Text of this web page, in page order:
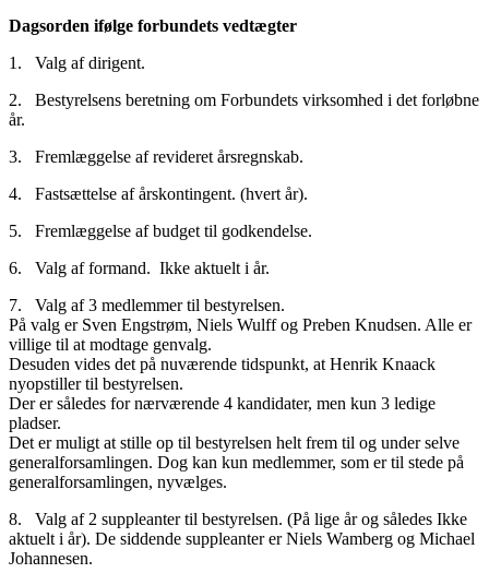
Dagsorden ifølge forbundets vedtægter
1. Valg af dirigent.
2. Bestyrelsens beretning om Forbundets virksomhed i det forløbne
år.
3. Fremlæggelse af revideret årsregnskab.
4. Fastsættelse af årskontingent. (hvert år).
5. Fremlæggelse af budget til godkendelse.
6. Valg af formand. Ikke aktuelt i år.
7. Valg af 3 medlemmer til bestyrelsen.
På valg er Sven Engstrøm, Niels Wulff og Preben Knudsen. Alle er
villige til at modtage genvalg.
Desuden vides det på nuværende tidspunkt, at Henrik Knaack
nyopstiller til bestyrelsen.
Der er således for nærværende 4 kandidater, men kun 3 ledige
pladser.
Det er muligt at stille op til bestyrelsen helt frem til og under selve
generalforsamlingen. Dog kan kun medlemmer, som er til stede på
generalforsamlingen, nyvælges.
8. Valg af 2 suppleanter til bestyrelsen. (På lige år og således Ikke
aktuelt i år). De siddende suppleanter er Niels Wamberg og Michael
Johannesen.